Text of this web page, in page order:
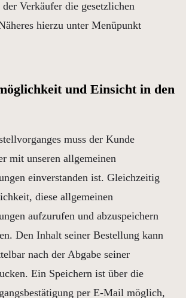
Verkäufer die gesetzlichen
hierzu unter Menüpunkt
und Einsicht in den
muss der Kunde
mit unseren allgemeinen
einverstanden ist. Gleichzeitig
diese allgemeinen
aufzurufen und abzuspeichern
Den Inhalt seiner Bestellung kann
nach der Abgabe seiner
Ein Speichern ist über die
per E-Mail möglich,